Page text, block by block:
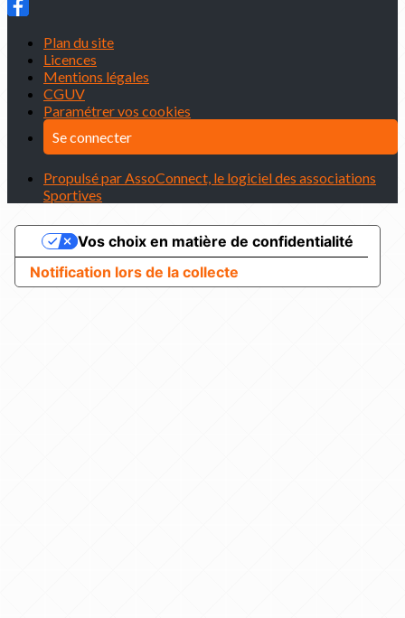
Plan du site
Licences
Mentions légales
CGUV
Paramétrer vos cookies
Se connecter
Propulsé par AssoConnect, le logiciel des associations
Sportives
Notification lors de la collecte
Vos choix en matière de confidentialité